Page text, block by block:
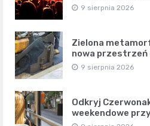
9 sierpnia 2026
Zielona
nowa przestrzeń
9 sierpnia 2026
Odkryj
weekendowe